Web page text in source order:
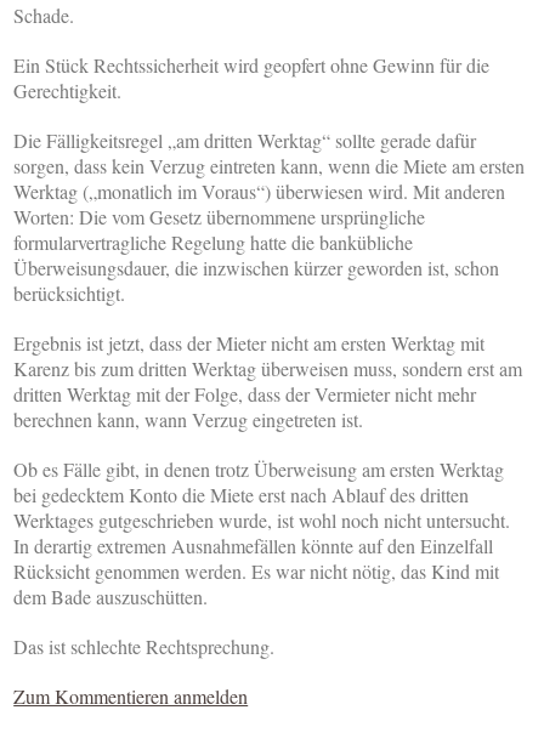
Schade.
Ein Stück Rechtssicherheit wird geopfert ohne Gewinn für die
Gerechtigkeit.
Die Fälligkeitsregel „am dritten Werktag“ sollte gerade dafür
sorgen, dass kein Verzug eintreten kann, wenn die Miete am ersten
Werktag („monatlich im Voraus“) überwiesen wird. Mit anderen
Worten: Die vom Gesetz übernommene ursprüngliche
formularvertragliche Regelung hatte die bankübliche
Überweisungsdauer, die inzwischen kürzer geworden ist, schon
berücksichtigt.
Ergebnis ist jetzt, dass der Mieter nicht am ersten Werktag mit
Karenz bis zum dritten Werktag überweisen muss, sondern erst am
dritten Werktag mit der Folge, dass der Vermieter nicht mehr
berechnen kann, wann Verzug eingetreten ist.
Ob es Fälle gibt, in denen trotz Überweisung am ersten Werktag
bei gedecktem Konto die Miete erst nach Ablauf des dritten
Werktages gutgeschrieben wurde, ist wohl noch nicht untersucht.
In derartig extremen Ausnahmefällen könnte auf den Einzelfall
Rücksicht genommen werden. Es war nicht nötig, das Kind mit
dem Bade auszuschütten.
Das ist schlechte Rechtsprechung.
Zum Kommentieren anmelden